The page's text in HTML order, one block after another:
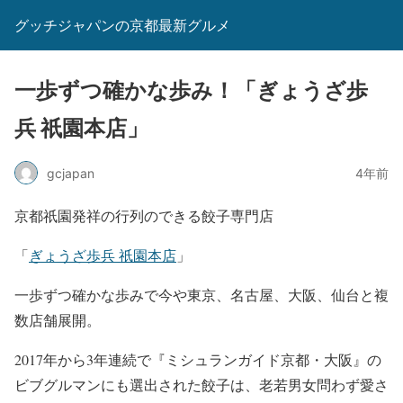
グッチジャパンの京都最新グルメ
一歩ずつ確かな歩み！「ぎょうざ歩
兵 祇園本店」
gcjapan 4年前
京都祇園発祥の行列のできる餃子専門店
「ぎょうざ歩兵 祇園本店 」
一歩ずつ確かな歩みで今や東京、名古屋、大阪、仙台と複
数店舗展開。
2017年から3年連続で『ミシュランガイド京都・大阪』の
ビブグルマンにも選出された餃子は、老若男女問わず愛さ